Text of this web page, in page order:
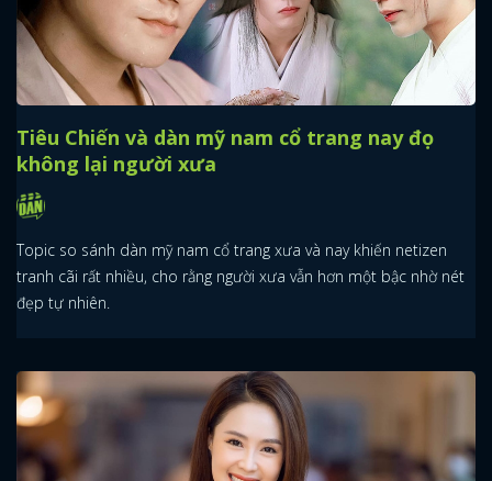
Tiêu Chiến và dàn mỹ nam cổ trang nay đọ
không lại người xưa
Topic so sánh dàn mỹ nam cổ trang xưa và nay khiến netizen
tranh cãi rất nhiều, cho rằng người xưa vẫn hơn một bậc nhờ nét
đẹp tự nhiên.